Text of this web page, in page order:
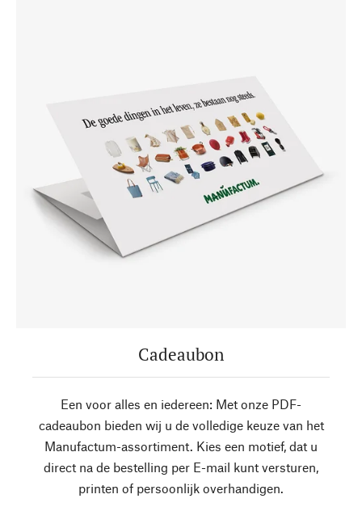
Cadeaubon
Een voor alles en iedereen: Met onze PDF-
cadeaubon bieden wij u de volledige keuze van het
Manufactum-assortiment. Kies een motief, dat u
direct na de bestelling per E-mail kunt versturen,
printen of persoonlijk overhandigen.